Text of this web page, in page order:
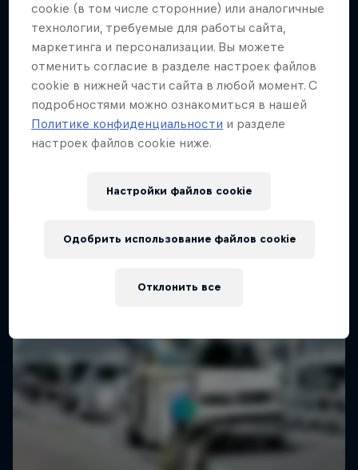
cookie (в том числе сторонние) или аналогичные
технологии, требуемые для работы сайта,
маркетинга и персонализации. Вы можете
отменить согласие в разделе настроек файлов
cookie в нижней части сайта в любой момент. С
подробностями можно ознакомиться в нашей
Политике конфиденциальности и разделе
настроек файлов cookie ниже.
Настройки файлов cookie
Отклонить все
Одобрить использование файлов cookie